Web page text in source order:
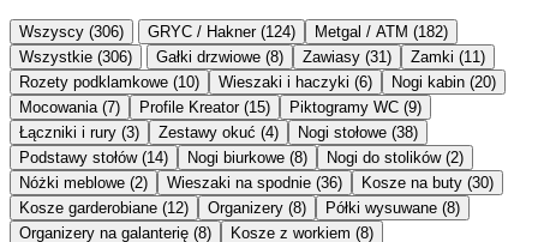
Wszyscy (306) GRYC / Hakner (124)
Metgal / ATM (182)
Wszystkie (306)
Gałki drzwiowe (8) Zawiasy (31)
Zamki (11)
Rozety podklamkowe (10)
Wieszaki i haczyki (6)
Nogi kabin (20)
Mocowania (7)
Profile Kreator (15)
Piktogramy WC (9)
Łączniki i rury (3)
Zestawy okuć (4)
Nogi stołowe (38)
Podstawy stołów (14)
Nogi biurkowe (8)
Nogi do stolików (2)
Nóżki meblowe (2)
Wieszaki na spodnie (36)
Kosze na buty (30)
Kosze garderobiane (12)
Organizery (8)
Półki wysuwane (8)
Organizery na galanterię (8)
Kosze z workiem (8)